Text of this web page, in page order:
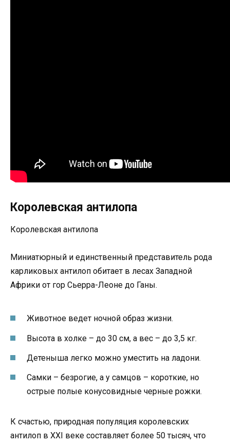
Королевская антилопа
Королевская антилопа
Миниатюрный и единственный представитель рода
карликовых антилоп обитает в лесах Западной
Африки от гор Сьерра-Леоне до Ганы.
Животное ведет ночной образ жизни.
Высота в холке – до 30 см, а вес – до 3,5 кг.
Детеныша легко можно уместить на ладони.
Самки – безрогие, а у самцов – короткие, но
острые полые конусовидные черные рожки.
К счастью, природная популяция королевских
антилоп в XXI веке составляет более 50 тысяч, что